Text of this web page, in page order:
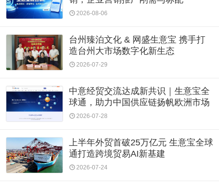
2026-08-06
台州臻泊文化 & 网盛生意宝 携手打
造台州大市场数字化新生态
2026-07-29
中意经贸交流达成新共识｜生意宝全
球通，助力中国供应链扬帆欧洲市场
2026-07-28
上半年外贸首破25万亿元 生意宝全球
通打造跨境贸易AI新基建
2026-07-24